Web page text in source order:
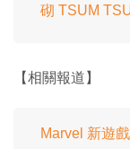
砌 TSUM
【相關報道】
Marvel 新遊